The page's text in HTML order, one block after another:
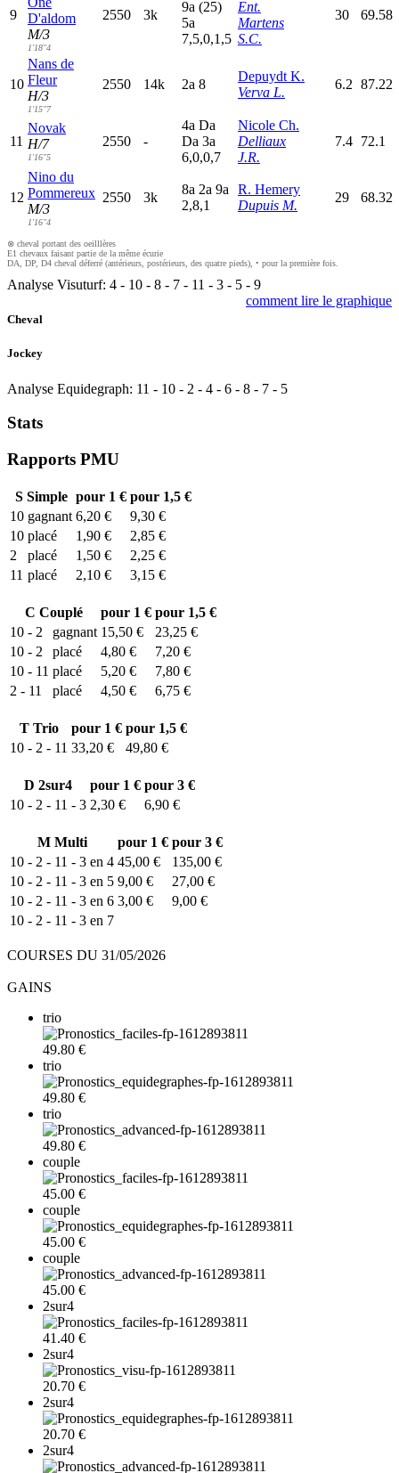
9
D'aldom
M/3
1'18"4
2550 3k
9a (25)
5a
7,5,0,1,5
Ent.
Martens
S.C.
30 69.58
10
Nans de
Fleur
H/3
1'15"7
2550 14k 2a 8
Depuydt K.
Verva L.
6.2 87.22
11
Novak
H/7
1'16"5
2550 -
4a Da
Da 3a
6,0,0,7
Nicole Ch.
Delliaux
J.R.
7.4 72.1
12
Nino du
Pommereux
M/3
1'16"4
2550 3k
8a 2a 9a
2,8,1
R. Hemery
Dupuis M.
29 68.32
⊗ cheval portant des oeilllères
E1 chevaux faisant partie de la même écurie
DA, DP, D4 cheval déferré (antérieurs, postérieurs, des quatre pieds), • pour la première fois.
Analyse Visuturf: 4 - 10 - 8 - 7 - 11 - 3 - 5 - 9
comment lire le graphique
Cheval
Jockey
Analyse Equidegraph: 11 - 10 - 2 - 4 - 6 - 8 - 7 - 5
Stats
Rapports PMU
SSimple pour 1 € pour 1,5 €
10 gagnant 6,20 €
9,30 €
10 placé 1,90 €
2,85 €
2
placé 1,50 €
2,25 €
11 placé 2,10 € 3,15 €
C Couplé pour 1 € pour 1,5 €
10 - 2
gagnant 15,50 €
23,25 €
10 - 2
placé 4,80 €
7,20 €
10 - 11 placé 5,20 €
7,80 €
2 - 11
placé 4,50 € 6,75 €
TTrio pour 1 € pour 1,5 €
10 - 2 - 11 33,20 € 49,80 €
D 2sur4 pour 1 € pour 3 €
10 - 2 - 11 - 3 2,30 € 6,90 €
MMulti pour 1 € pour 3 €
10 - 2 - 11 - 3 en 4 45,00 €
135,00 €
10 - 2 - 11 - 3 en 5 9,00 €
27,00 €
10 - 2 - 11 - 3 en 6 3,00 €
9,00 €
10 - 2 - 11 - 3 en 7
COURSES DU 31/05/2026
GAINS
trio
49.80 €
trio
49.80 €
trio
49.80 €
couple
45.00 €
couple
45.00 €
couple
45.00 €
2sur4
41.40 €
2sur4
20.70 €
2sur4
20.70 €
2sur4